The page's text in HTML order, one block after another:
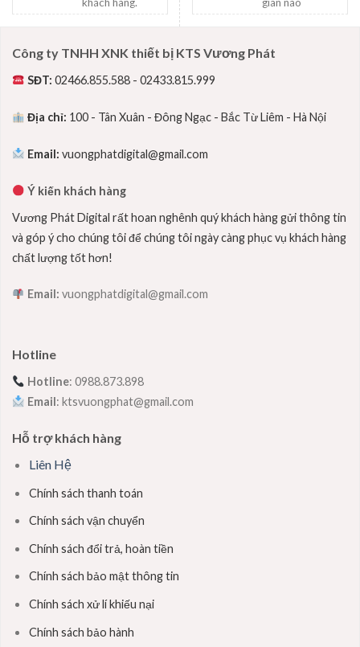
khách hàng.
gian nào
Công ty TNHH XNK thiết bị KTS Vương Phát
SĐT: 02466.855.588 - 02433.815.999
Địa chỉ: 100 - Tân Xuân - Đông Ngạc - Bắc Từ Liêm - Hà Nội
Email: vuongphatdigital@gmail.com
Ý kiến khách hàng
Vương Phát Digital rất hoan nghênh quý khách hàng gửi thông tin
và góp ý cho chúng tôi để chúng tôi ngày càng phục vụ khách hàng
chất lượng tốt hơn!
Email:vuongphatdigital@gmail.com
Hotline
Hotline: 0988.873.898
Email: ktsvuongphat@gmail.com
Hỗ trợ khách hàng
Liên Hệ
Chính sách thanh toán
Chính sách vận chuyển
Chính sách đổi trả, hoàn tiền
Chính sách bảo mật thông tin
Chính sách xử lí khiếu nại
Chính sách bảo hành